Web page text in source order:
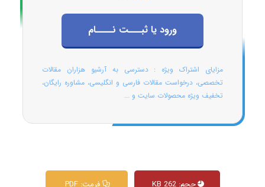
ورود یا ثبـــت نــــام
مزایای اشتراک ویژه : دسترسی به آرشیو هزاران مقالات
تخصصی، درخواست مقالات فارسی و انگلیسی، مشاوره رایگان،
تخفیف ویژه محصولات سایت و ...
حجم: 262 KB فرمت: PDF